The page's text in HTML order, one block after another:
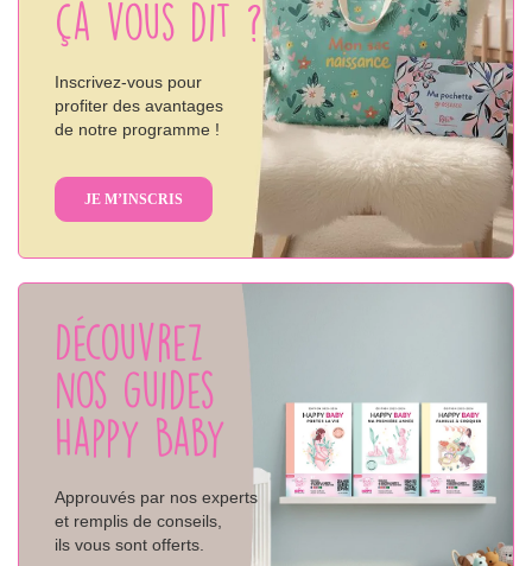
ça vous dit ?
Inscrivez-vous pour
profiter des avantages
de notre programme !
JE M’INSCRIS
Découvrez
nos guides
Happy Baby
Approuvés par nos experts
et remplis de conseils,
ils vous sont offerts.